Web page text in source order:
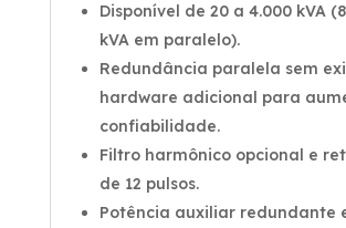
Disponível de 20 a 4.000 kVA
kVA em paralelo).
Redundância paralela sem
hardware adicional para
confiabilidade.
Filtro harmônico opcional e
de 12 pulsos.
Potência auxiliar redundante